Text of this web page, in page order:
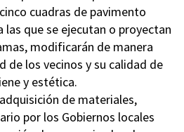
cuadras de pavimento
las que se ejecutan o proyectan
modificarán de manera
de los vecinos y su calidad de
y estética.
de materiales,
por los Gobiernos locales